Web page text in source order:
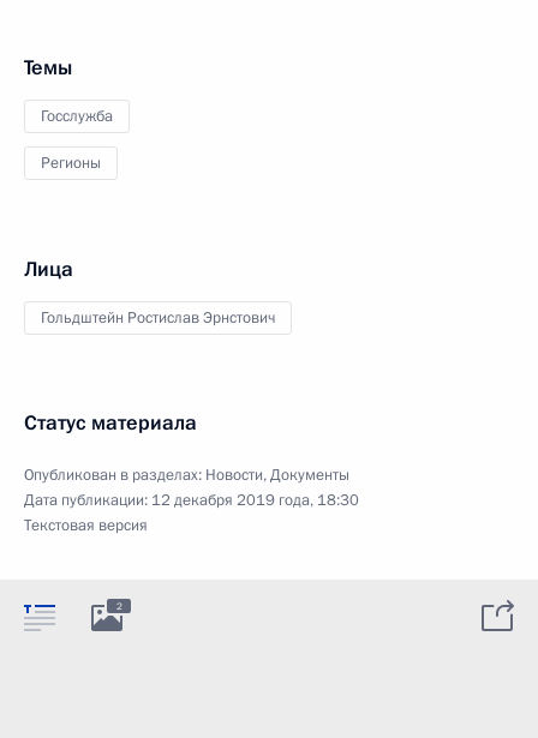
Темы
Госслужба
Регионы
Лица
Гольдштейн Ростислав Эрнстович
Статус материала
Опубликован в разделах: Новости,Документы
Дата публикации: 12 декабря 2019 года, 18:30
Текстовая версия
2